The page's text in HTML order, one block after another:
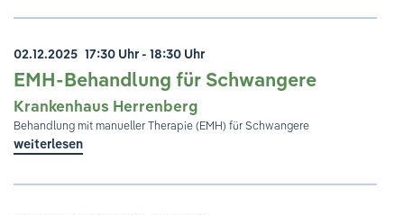
02.12.2025 17:30 Uhr - 18:30 Uhr
EMH-Behandlung für Schwangere
Krankenhaus Herrenberg
Behandlung mit manueller Therapie (EMH) für Schwangere
weiterlesen